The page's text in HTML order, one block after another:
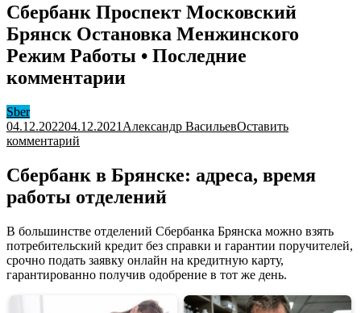
Сбербанк Проспект Московский
Брянск Остановка Менжинского
Режим Работы • Последние
комментарии
Sber
04.12.202204.12.2021 Александр ВасильевОставить
комментарий
Проспект
Московский
Брянск
Менжинского
Режим
Работы
•
Последние
комментарии
Сбербанк в Брянске: адреса, время
работы отделений
В большинстве отделений Cбербанка Брянска можно взять
потребительский кредит без справки и гарантии поручителей,
срочно подать заявку онлайн на кредитную карту,
гарантированно получив одобрение в тот же день.